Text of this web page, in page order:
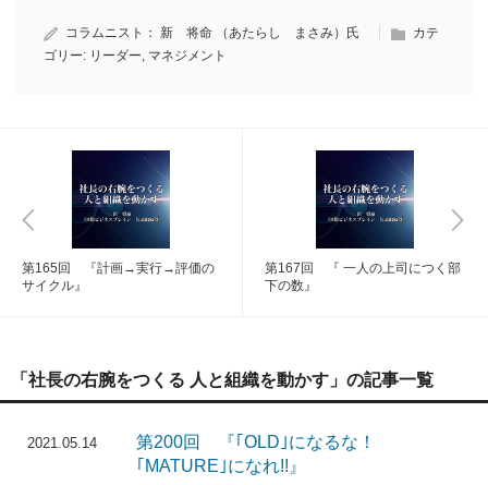
コラムニスト： 新 将命 （あたらし まさみ）氏
カテ
ゴリー: リーダー, マネジメント
第165回 『計画→実行→評価の
サイクル』
第167回 『 一人の上司につく部
下の数』
「社長の右腕をつくる 人と組織を動かす」の記事一覧
2021.05.14
第200回 『｢OLD｣になるな！
｢MATURE｣になれ!!』